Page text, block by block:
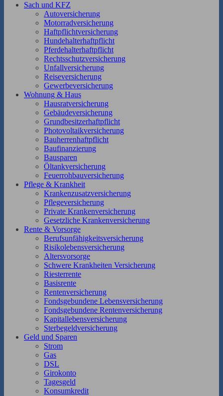
Sach und KFZ
Autoversicherung
Motorradversicherung
Haftpflichtversicherung
Hundehalterhaftpflicht
Pferdehalterhaftpflicht
Rechtsschutzversicherung
Unfallversicherung
Reiseversicherung
Gewerbeversicherung
Wohnung & Haus
Hausratversicherung
Gebäudeversicherung
Grundbesitzerhaftpflicht
Photovoltaikversicherung
Bauherrenhaftpflicht
Baufinanzierung
Bausparen
Öltankversicherung
Feuerrohbauversicherung
Pflege & Krankheit
Krankenzusatzversicherung
Pflegeversicherung
Private Krankenversicherung
Gesetzliche Krankenversicherung
Rente & Vorsorge
Berufs­unfähigkeitsversicherung
Risikolebensversicherung
Altersvorsorge
Schwere Krankheiten Versicherung
Riesterrente
Basisrente
Rentenversicherung
Fondsgebundene Lebensversicherung
Fondsgebundene Rentenversicherung
Kapitallebensversicherung
Sterbegeldversicherung
Geld und Sparen
Strom
Gas
DSL
Girokonto
Tagesgeld
Konsumkredit